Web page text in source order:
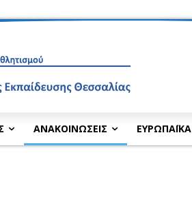
ΑΝΑΚΟΙΝΩΣΕΙΣ ΕΥΡΩΠΑΪΚΑ